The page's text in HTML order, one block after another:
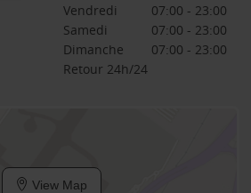
Vendredi
07:00 - 23:00
Samedi
07:00 - 23:00
Dimanche
07:00 - 23:00
Retour 24h/24
View Map